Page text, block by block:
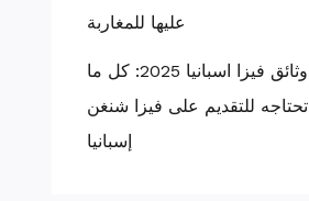
عليها للمغاربة
وثائق فيزا اسبانيا 2025: كل ما
تحتاجه للتقديم على فيزا شنغن
إسبانيا